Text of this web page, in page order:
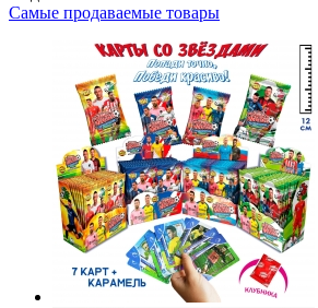
Самые продаваемые товары